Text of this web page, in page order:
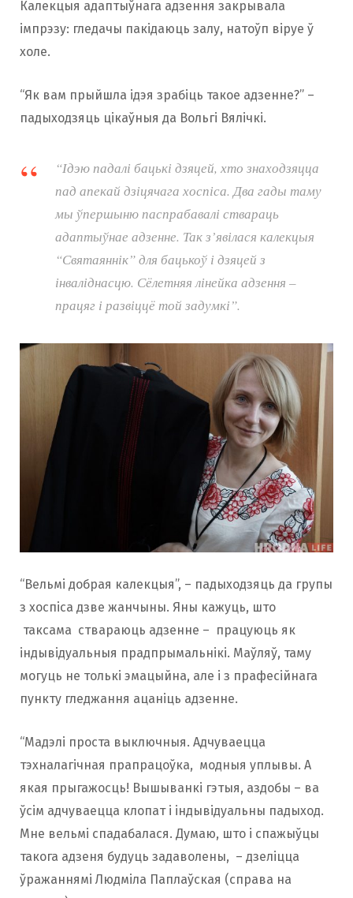
Калекцыя адаптыўнага адзення закрывала
імпрэзу: гледачы пакідаюць залу, натоўп віруе ў
холе.
“Як вам прыйшла ідэя зрабіць такое адзенне?” –
падыходзяць цікаўныя да Вольгі Вялічкі.
“Ідэю падалі бацькі дзяцей, хто знаходзяцца
пад апекай дзіцячага хоспіса. Два гады таму
мы ўпершыню паспрабавалі ствараць
адаптыўнае адзенне. Так з’явілася калекцыя
“Святаяннік” для бацькоў і дзяцей з
інваліднасцю. Сёлетняя лінейка адзення –
працяг і развіццё той задумкі”.
“Вельмі добрая калекцыя”, – падыходзяць да групы
з хоспіса дзве жанчыны. Яны кажуць, што
таксама ствараюць адзенне – працуюць як
індывідуальныя прадпрымальнікі. Маўляў, таму
могуць не толькі эмацыйна, але і з прафесійнага
пункту гледжання ацаніць адзенне.
“Мадэлі проста выключныя. Адчуваецца
тэхналагічная прапрацоўка, модныя уплывы. А
якая прыгажосць! Вышыванкі гэтыя, аздобы – ва
ўсім адчуваецца клопат і індывідуальны падыход.
Мне вельмі спадабалася. Думаю, што і спажыўцы
такога адзеня будуць задаволены, – дзеліцца
ўражаннямі Людміла Паплаўская (справа на